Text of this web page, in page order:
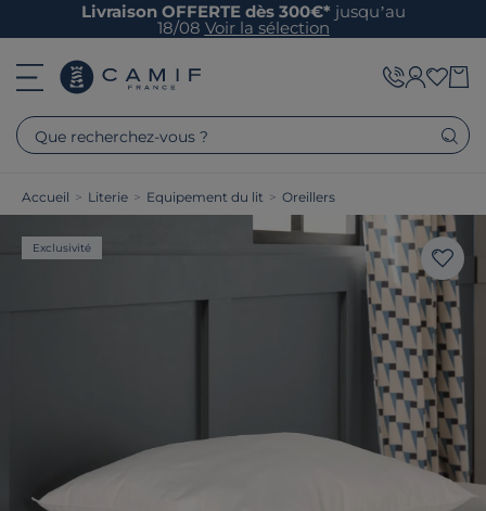
Livraison OFFERTE dès 300€* jusqu’au
18/08 Voir la sélection
Que recherchez-vous ?
Accueil > Literie > Equipement du lit > Oreillers
Exclusivité